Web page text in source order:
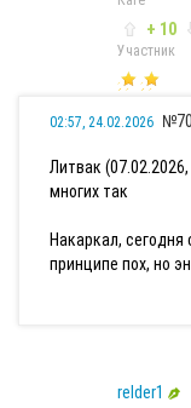
+ 10
Участник
02:57, 24.02.2026 №70
Литвак
многих так
Накаркал, сегодня
принципе пох, но
relder1